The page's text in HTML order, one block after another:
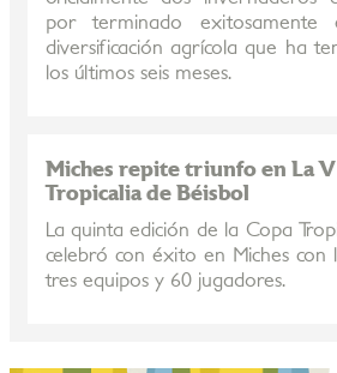
por terminado
diversificación agrícola que ha
los últimos seis meses.
Miches repite triunfo en La
Tropicalia de Béisbol
La quinta edición de la Copa
celebró con éxito en Miches con
tres equipos y 60 jugadores.